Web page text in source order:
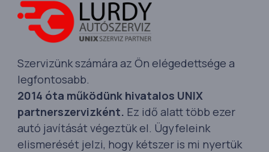
Szervizünk számára az Ön elégedettsége a
legfontosabb.
2014 óta működünk hivatalos UNIX
partnerszervizként. Ez idő alatt több ezer
autó javítását végeztük el. Ügyfeleink
elismerését jelzi, hogy kétszer is mi nyertük